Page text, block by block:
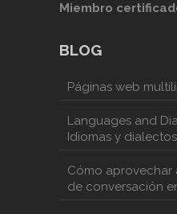
Miembro
BLOG
Páginas web
Languages and
Idiomas y
Cómo aprovechar
de conversación